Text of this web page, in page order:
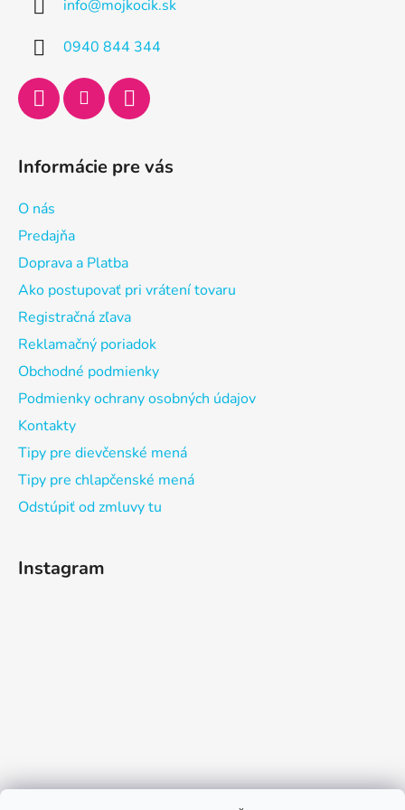
info@mojkocik.sk
0940 844 344
Informácie pre vás
O nás
Predajňa
Doprava a Platba
Ako postupovať pri vrátení tovaru
Registračná zľava
Reklamačný poriadok
Obchodné podmienky
Podmienky ochrany osobných údajov
Kontakty
Tipy pre dievčenské mená
Tipy pre chlapčenské mená
Odstúpiť od zmluvy tu
Instagram